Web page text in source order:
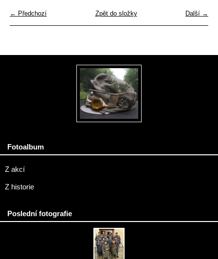
← Předchozí Další →
Zpět do složky
Fotoalbum
Z akcí
Z historie
Poslední fotografie